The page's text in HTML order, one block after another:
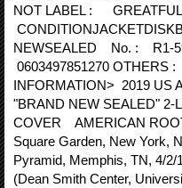
NOT LABEL :
NEWSEALED No. : R1-
0603497851270 OTHERS
INFORMATION> 2019 US
"BRAND NEW SEALED"
COVER AMERICAN
Square Garden, New York,
Pyramid, Memphis, TN, 4/
(Dean Smith Center,